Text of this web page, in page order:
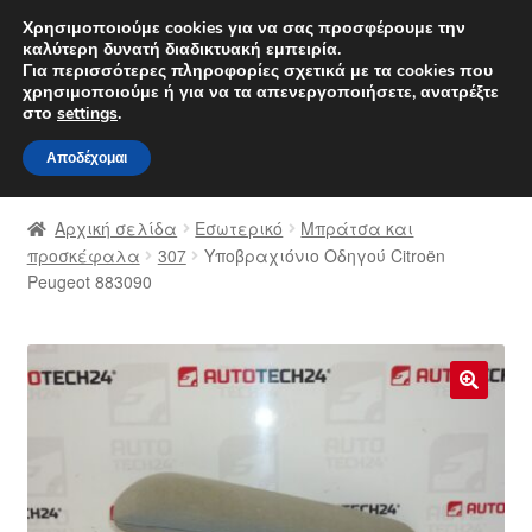
ΑΠΟΣΤΟΛΗ από 7 EUR
Δευτέρα-Παρ. 9 π.μ. - 4 μ.μ.
Απευθείας
μετάβαση
στην
πλοήγηση
Μετάβαση
σε
περιεχόμενο
Αρχική
Διαδικασία Παραπόνων
Καροτσάκι
Ο λογαριασμός μου
Αρχική σελίδα Εσωτερικό
Μπράτσα και
προσκέφαλα
307
Υποβραχιόνιο Οδηγού Citroën
Peugeot 883090
Χρησιμοποιούμε cookies για να σας προσφέρουμε την
καλύτερη δυνατή διαδικτυακή εμπειρία.
Για περισσότερες πληροφορίες σχετικά με τα cookies που
χρησιμοποιούμε ή για να τα απενεργοποιήσετε, ανατρέξτε
στο settings.
Αποδέχομαι